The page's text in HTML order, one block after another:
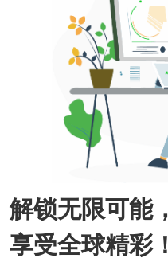
解锁无限可能，
享受全球精彩！